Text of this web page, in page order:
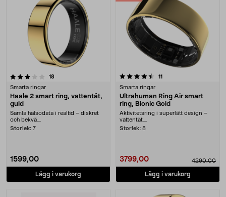
18
Smarta ringar
Haale 2 smart ring, vattentät,
guld
Samla hälsodata i realtid – diskret
och bekvä....
Storlek: 7
1599,00
Lägg i varukorg
4.5 av 5 stjärnor 11
Smarta ringar
Ultrahuman Ring Air smart
ring, Bionic Gold
Aktivitetsring i superlätt design –
vattentät....
Storlek: 8
3799,00 4290,00
Lägg i varukorg